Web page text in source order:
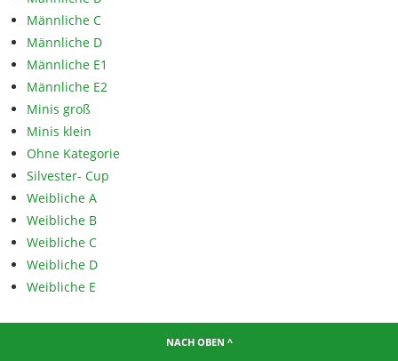
Männliche C
Männliche D
Männliche E1
Männliche E2
Minis groß
Minis klein
Ohne Kategorie
Silvester- Cup
Weibliche A
Weibliche B
Weibliche C
Weibliche D
Weibliche E
NACH OBEN ^